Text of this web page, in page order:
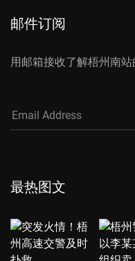
邮件订阅
用邮箱接收了解梧州南站
最热图文